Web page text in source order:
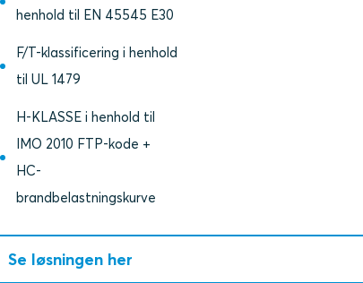
henhold til EN 45545 E30
F/T-klassificering i henhold
til UL 1479
H-KLASSE i henhold til
IMO 2010 FTP-kode +
HC-
brandbelastningskurve
Se løsningen her